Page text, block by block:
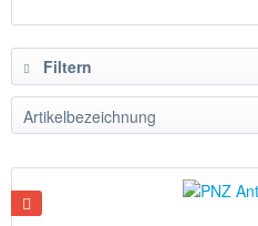
Filtern